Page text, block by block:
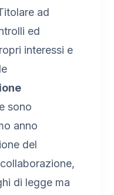
ad
ed
interessi e
sono
anno
del
di legge ma